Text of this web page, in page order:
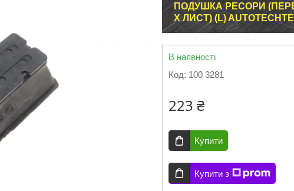
ПОДУШКА РЕСОРИ
Х ЛИСТ) (L)
В наявності
Код: 100 3281
223 ₴
Купити
Купити з